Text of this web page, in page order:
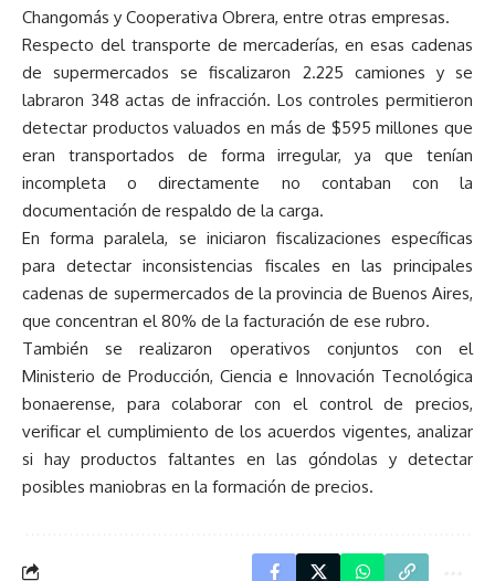
Changomás y Cooperativa Obrera, entre otras empresas.
Respecto del transporte de mercaderías, en esas cadenas
de supermercados se fiscalizaron 2.225 camiones y se
labraron 348 actas de infracción. Los controles permitieron
detectar productos valuados en más de $595 millones que
eran transportados de forma irregular, ya que tenían
incompleta o directamente no contaban con la
documentación de respaldo de la carga.
En forma paralela, se iniciaron fiscalizaciones específicas
para detectar inconsistencias fiscales en las principales
cadenas de supermercados de la provincia de Buenos Aires,
que concentran el 80% de la facturación de ese rubro.
También se realizaron operativos conjuntos con el
Ministerio de Producción, Ciencia e Innovación Tecnológica
bonaerense, para colaborar con el control de precios,
verificar el cumplimiento de los acuerdos vigentes, analizar
si hay productos faltantes en las góndolas y detectar
posibles maniobras en la formación de precios.